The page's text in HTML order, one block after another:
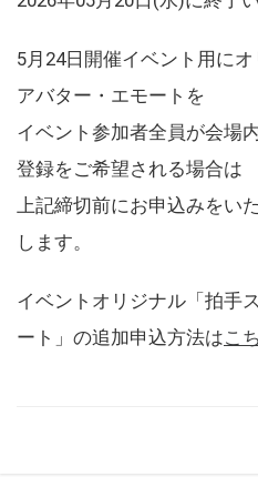
5月24日開催イベント用に
アバター・エモートを
イベント参加者全員が会場
登録をご希望される場合は
上記締切前にお申込みをい
します。
イベントオリジナル「拍手
ート」の追加申込方法はこ